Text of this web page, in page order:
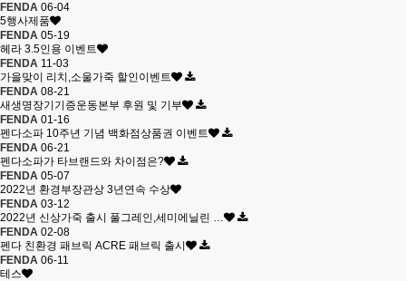
FENDA 06-04
5행사제품
FENDA 05-19
헤라 3.5인용 이벤트
FENDA 11-03
가을맞이 리치,소울가죽 할인이벤트
FENDA 08-21
새생명장기기증운동본부 후원 및 기부
FENDA 01-16
펜다소파 10주년 기념 백화점상품권 이벤트
FENDA 06-21
펜다소파가 타브랜드와 차이점은?
FENDA 05-07
2022년 환경부장관상 3년연속 수상
FENDA 03-12
2022년 신상가죽 출시 풀그레인,세미에닐린 …
FENDA 02-08
펜다 친환경 패브릭 ACRE 패브릭 출시
FENDA 06-11
테스